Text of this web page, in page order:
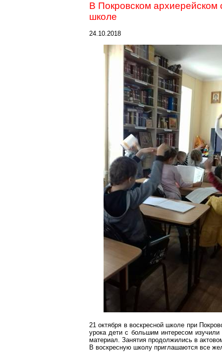
В Покровском архиерейском
школе
24.10.2018
21 октября в воскресной школе при
урока дети с большим интересом
материал. Занятия продолжились в
В воскресную школу приглашаются все